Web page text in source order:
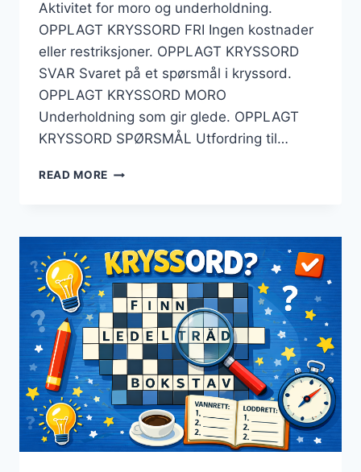
Aktivitet for moro og underholdning.
OPPLAGT KRYSSORD FRI Ingen kostnader
eller restriksjoner. OPPLAGT KRYSSORD
SVAR Svaret på et spørsmål i kryssord.
OPPLAGT KRYSSORD MORO
Underholdning som gir glede. OPPLAGT
KRYSSORD SPØRSMÅL Utfordring til…
READ MORE OPPLAGT
FOR
Å
LØSE
KRYSSORD